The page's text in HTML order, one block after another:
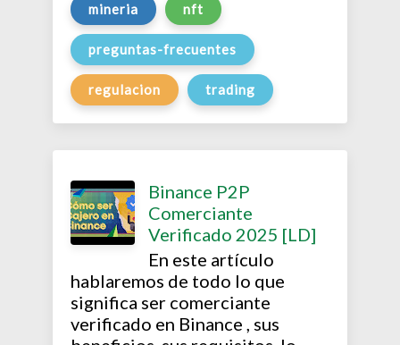
mineria nft
preguntas-frecuentes
regulacion trading
Binance P2P
Comerciante
Verificado 2025 [LD]
En este artículo
hablaremos de todo lo que
significa ser comerciante
verificado en Binance , sus